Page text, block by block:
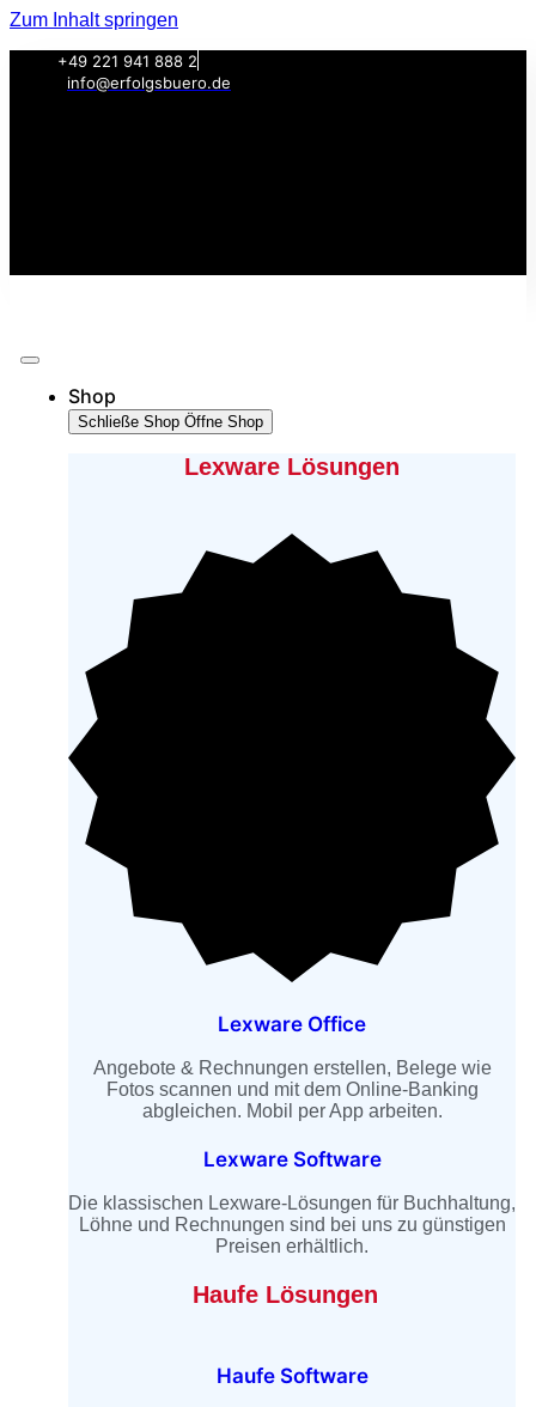
Zum Inhalt springen
+49 221 941 888 2
info@erfolgsbuero.de
Shop
Schließe Shop Öffne Shop
Lexware Lösungen
Lexware Office
Angebote & Rechnungen erstellen, Belege wie
Fotos scannen und mit dem Online-Banking
abgleichen. Mobil per App arbeiten.
Lexware Software
Die klassischen Lexware-Lösungen für Buchhaltung,
Löhne und Rechnungen sind bei uns zu günstigen
Preisen erhältlich.
Haufe Lösungen
Haufe Software